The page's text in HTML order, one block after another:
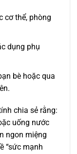
cơ thể, phòng
dụng phụ
bè hoặc qua
chia sẻ rằng:
uống nước
ngon miệng
“sức mạnh